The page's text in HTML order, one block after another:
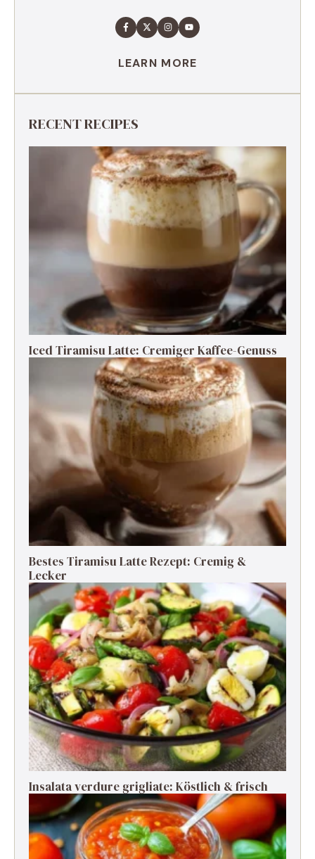
LEARN MORE
RECENT RECIPES
Iced Tiramisu Latte: Cremiger Kaffee-Genuss
Bestes Tiramisu Latte Rezept: Cremig &
Lecker
Insalata verdure grigliate: Köstlich & frisch